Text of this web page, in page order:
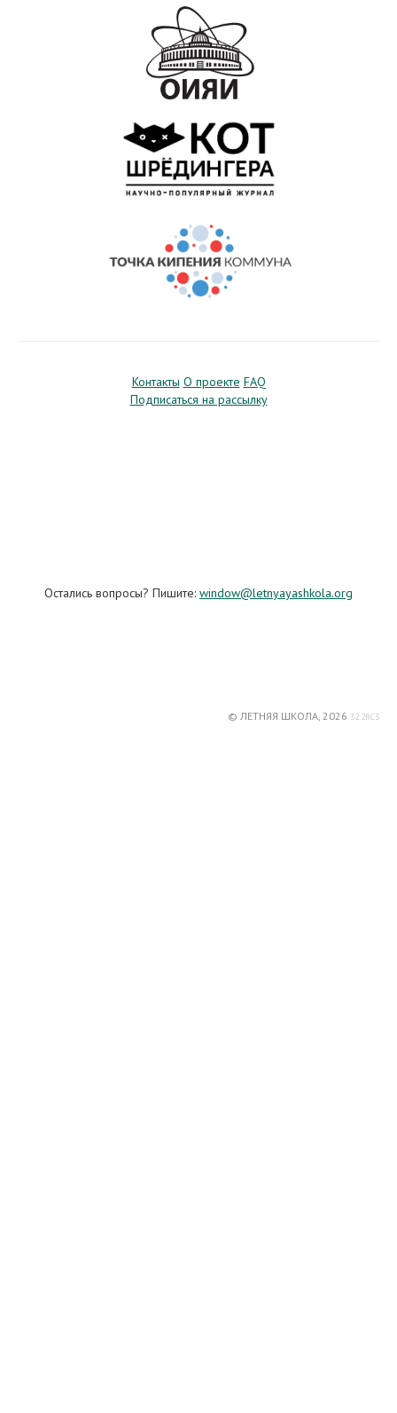
Контакты О проекте FAQ
Подписаться на рассылку
Остались вопросы? Пишите: window@letnyayashkola.org
© ЛЕТНЯЯ ШКОЛА, 2026 32.2RC3